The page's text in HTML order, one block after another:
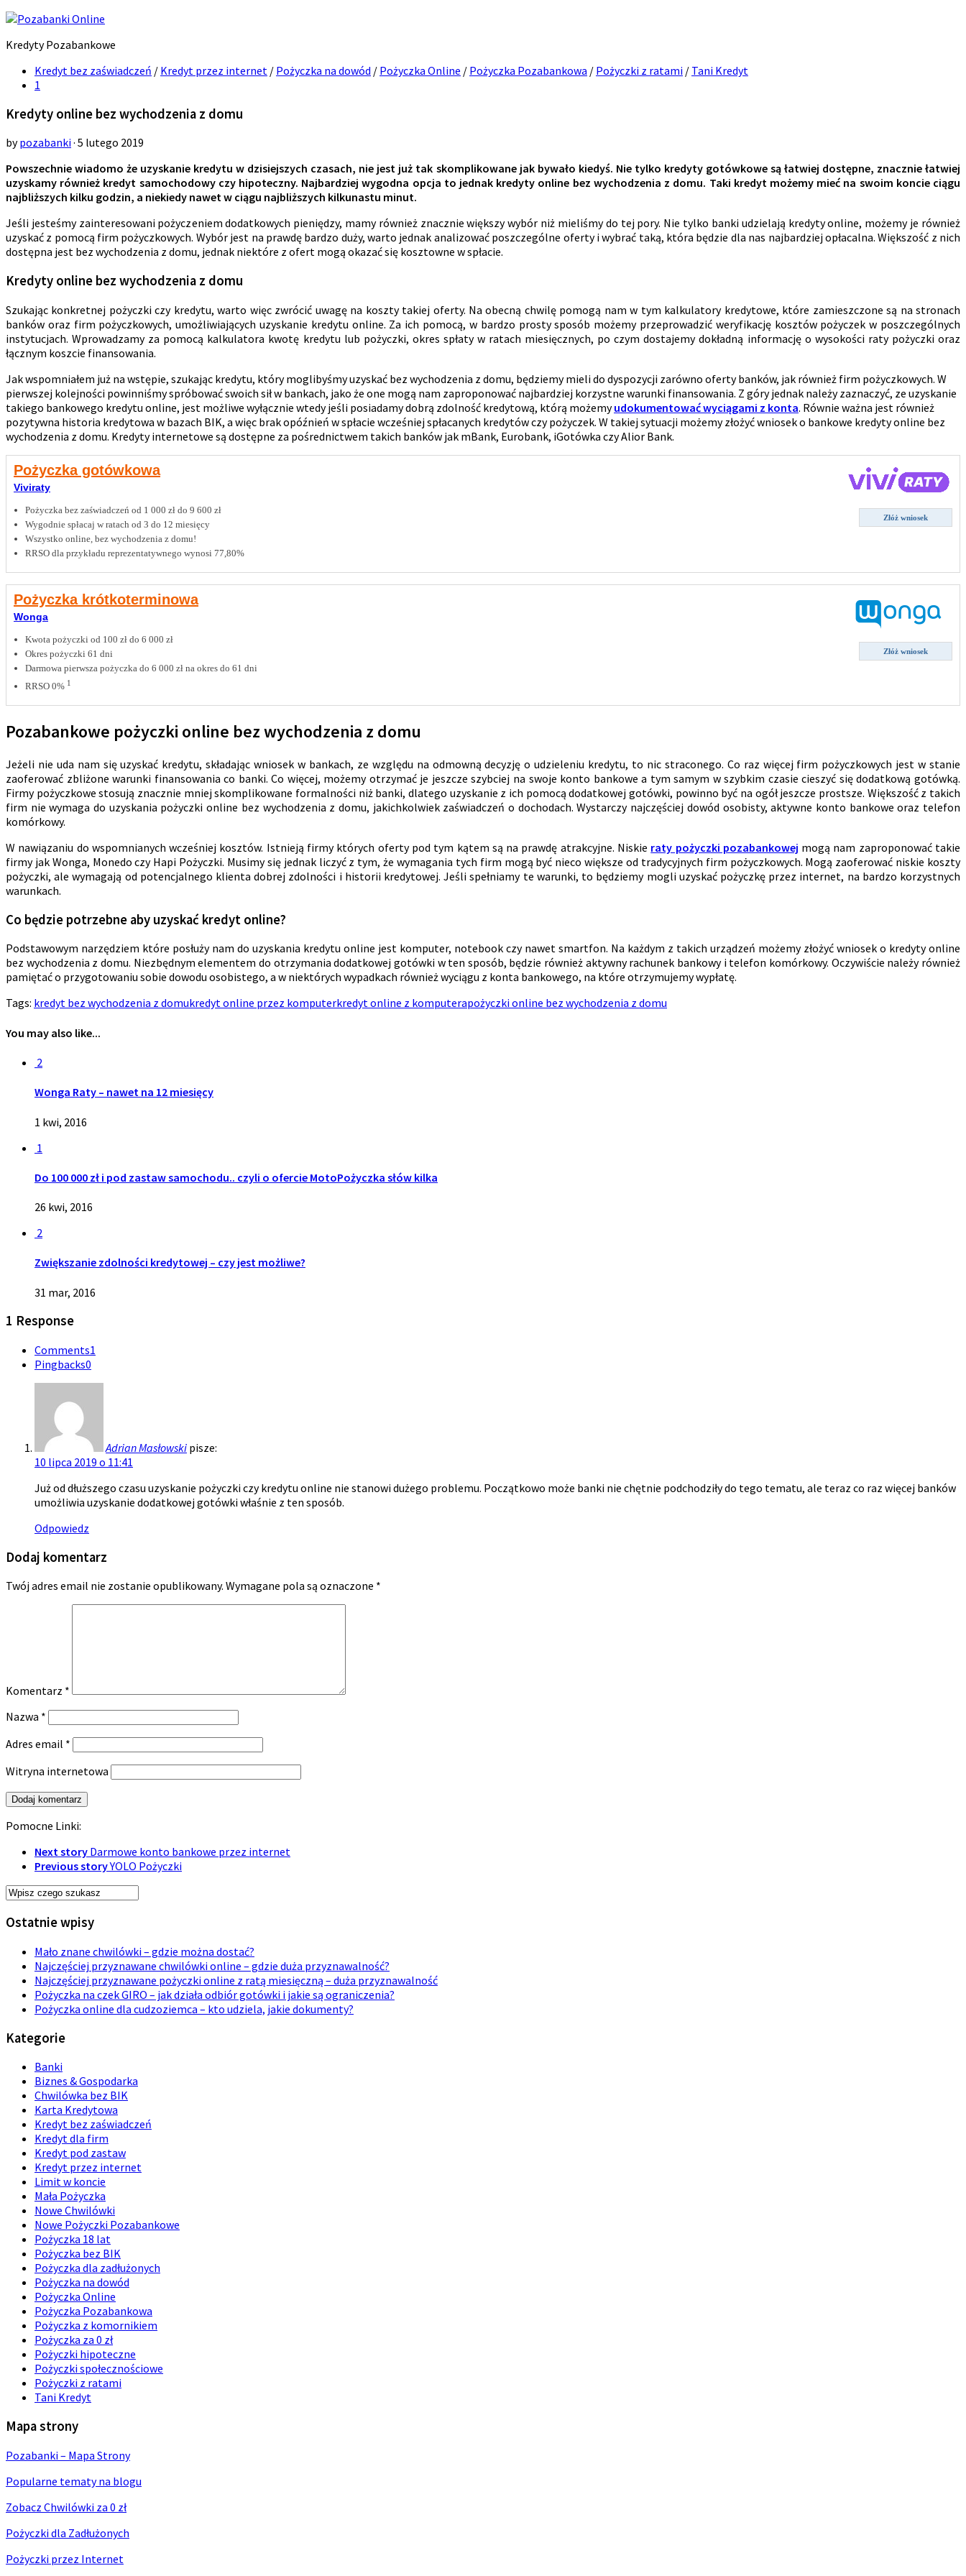
Kredyty Pozabankowe
Kredyt bez zaświadczeń / Kredyt przez internet / Pożyczka na dowód / Pożyczka Online / Pożyczka Pozabankowa / Pożyczki z ratami / Tani Kredyt
1
Kredyty online bez wychodzenia z domu
bypozabanki· 5 lutego 2019
Powszechnie wiadomo że uzyskanie kredytu w dzisiejszych czasach, nie jest już tak skomplikowane jak bywało kiedyś. Nie tylko kredyty gotówkowe są łatwiej dostępne, znacznie łatwiej
uzyskamy również kredyt samochodowy czy hipoteczny. Najbardziej wygodna opcja to jednak kredyty online bez wychodzenia z domu. Taki kredyt możemy mieć na swoim koncie ciągu
najbliższych kilku godzin, a niekiedy nawet w ciągu najbliższych kilkunastu minut.
Jeśli jesteśmy zainteresowani pożyczeniem dodatkowych pieniędzy, mamy również znacznie większy wybór niż mieliśmy do tej pory. Nie tylko banki udzielają kredyty online, możemy je również
uzyskać z pomocą firm pożyczkowych. Wybór jest na prawdę bardzo duży, warto jednak analizować poszczególne oferty i wybrać taką, która będzie dla nas najbardziej opłacalna. Większość z nich
dostępna jest bez wychodzenia z domu, jednak niektóre z ofert mogą okazać się kosztowne w spłacie.
Kredyty online bez wychodzenia z domu
Szukając konkretnej pożyczki czy kredytu, warto więc zwrócić uwagę na koszty takiej oferty. Na obecną chwilę pomogą nam w tym kalkulatory kredytowe, które zamieszczone są na stronach
banków oraz firm pożyczkowych, umożliwiających uzyskanie kredytu online. Za ich pomocą, w bardzo prosty sposób możemy przeprowadzić weryfikację kosztów pożyczek w poszczególnych
instytucjach. Wprowadzamy za pomocą kalkulatora kwotę kredytu lub pożyczki, okres spłaty w ratach miesięcznych, po czym dostajemy dokładną informację o wysokości raty pożyczki oraz
łącznym koszcie finansowania.
Jak wspomniałem już na wstępie, szukając kredytu, który moglibyśmy uzyskać bez wychodzenia z domu, będziemy mieli do dyspozycji zarówno oferty banków, jak również firm pożyczkowych. W
pierwszej kolejności powinniśmy spróbować swoich sił w bankach, jako że one mogą nam zaproponować najbardziej korzystne warunki finansowania. Z góry jednak należy zaznaczyć, ze uzyskanie
takiego bankowego kredytu online, jest możliwe wyłącznie wtedy jeśli posiadamy dobrą zdolność kredytową, którą możemyudokumentować wyciągami z konta. Równie ważna jest również
pozytywna historia kredytowa w bazach BIK, a więc brak opóźnień w spłacie wcześniej spłacanych kredytów czy pożyczek. W takiej sytuacji możemy złożyć wniosek o bankowe kredyty online bez
wychodzenia z domu. Kredyty internetowe są dostępne za pośrednictwem takich banków jak mBank, Eurobank, iGotówka czy Alior Bank.
Pożyczka gotówkowa
Viviraty
Złóż wniosek
Pożyczka bez zaświadczeń od 1 000 zł do 9 600 zł
Wygodnie spłacaj w ratach od 3 do 12 miesięcy
Wszystko online, bez wychodzenia z domu!
RRSO dla przykładu reprezentatywnego wynosi 77,80%
Pożyczka krótkoterminowa
Wonga
Złóż wniosek
Kwota pożyczki od 100 zł do 6 000 zł
Okres pożyczki 61 dni
Darmowa pierwsza pożyczka do 6 000 zł na okres do 61 dni
RRSO 0% 1
Pozabankowe pożyczki online bez wychodzenia z domu
Jeżeli nie uda nam się uzyskać kredytu, składając wniosek w bankach, ze względu na odmowną decyzję o udzieleniu kredytu, to nic straconego. Co raz więcej firm pożyczkowych jest w stanie
zaoferować zbliżone warunki finansowania co banki. Co więcej, możemy otrzymać je jeszcze szybciej na swoje konto bankowe a tym samym w szybkim czasie cieszyć się dodatkową gotówką.
Firmy pożyczkowe stosują znacznie mniej skomplikowane formalności niż banki, dlatego uzyskanie z ich pomocą dodatkowej gotówki, powinno być na ogół jeszcze prostsze. Większość z takich
firm nie wymaga do uzyskania pożyczki online bez wychodzenia z domu, jakichkolwiek zaświadczeń o dochodach. Wystarczy najczęściej dowód osobisty, aktywne konto bankowe oraz telefon
komórkowy.
W nawiązaniu do wspomnianych wcześniej kosztów. Istnieją firmy których oferty pod tym kątem są na prawdę atrakcyjne. Niskie raty pożyczki pozabankowej mogą nam zaproponować takie
firmy jak Wonga, Monedo czy Hapi Pożyczki. Musimy się jednak liczyć z tym, że wymagania tych firm mogą być nieco większe od tradycyjnych firm pożyczkowych. Mogą zaoferować niskie koszty
pożyczki, ale wymagają od potencjalnego klienta dobrej zdolności i historii kredytowej. Jeśli spełniamy te warunki, to będziemy mogli uzyskać pożyczkę przez internet, na bardzo korzystnych
warunkach.
Co będzie potrzebne aby uzyskać kredyt online?
Podstawowym narzędziem które posłuży nam do uzyskania kredytu online jest komputer, notebook czy nawet smartfon. Na każdym z takich urządzeń możemy złożyć wniosek o kredyty online
bez wychodzenia z domu. Niezbędnym elementem do otrzymania dodatkowej gotówki w ten sposób, będzie również aktywny rachunek bankowy i telefon komórkowy. Oczywiście należy również
pamiętać o przygotowaniu sobie dowodu osobistego, a w niektórych wypadkach również wyciągu z konta bankowego, na które otrzymujemy wypłatę.
Tags: kredyt bez wychodzenia z domukredyt online przez komputerkredyt online z komputerapożyczki online bez wychodzenia z domu
You may also like...
2
Wonga Raty – nawet na 12 miesięcy
1 kwi, 2016
1
Do 100 000 zł i pod zastaw samochodu.. czyli o ofercie MotoPożyczka słów kilka
26 kwi, 2016
2
Zwiększanie zdolności kredytowej – czy jest możliwe?
31 mar, 2016
1 Response
Comments1
Pingbacks0
Adrian Masłowski pisze:
10 lipca 2019 o 11:41
Już od dłuższego czasu uzyskanie pożyczki czy kredytu online nie stanowi dużego problemu. Początkowo może banki nie chętnie podchodziły do tego tematu, ale teraz co raz więcej banków
umożliwia uzyskanie dodatkowej gotówki właśnie z ten sposób.
Odpowiedz
Dodaj komentarz
Twój adres email nie zostanie opublikowany. Wymagane pola są oznaczone *
Komentarz *
Nazwa *
Adres email *
Witryna internetowa
Pomocne Linki:
Next story Darmowe konto bankowe przez internet
Previous storyYOLO Pożyczki
Ostatnie wpisy
Mało znane chwilówki – gdzie można dostać?
Najczęściej przyznawane chwilówki online – gdzie duża przyznawalność?
Najczęściej przyznawane pożyczki online z ratą miesięczną – duża przyznawalność
Pożyczka na czek GIRO – jak działa odbiór gotówki i jakie są ograniczenia?
Pożyczka online dla cudzoziemca – kto udziela, jakie dokumenty?
Kategorie
Banki
Biznes & Gospodarka
Chwilówka bez BIK
Karta Kredytowa
Kredyt bez zaświadczeń
Kredyt dla firm
Kredyt pod zastaw
Kredyt przez internet
Limit w koncie
Mała Pożyczka
Nowe Chwilówki
Nowe Pożyczki Pozabankowe
Pożyczka 18 lat
Pożyczka bez BIK
Pożyczka dla zadłużonych
Pożyczka na dowód
Pożyczka Online
Pożyczka Pozabankowa
Pożyczka z komornikiem
Pożyczka za 0 zł
Pożyczki hipoteczne
Pożyczki społecznościowe
Pożyczki z ratami
Tani Kredyt
Mapa strony
Pozabanki – Mapa Strony
Popularne tematy na blogu
Zobacz Chwilówki za 0 zł
Pożyczki dla Zadłużonych
Pożyczki przez Internet